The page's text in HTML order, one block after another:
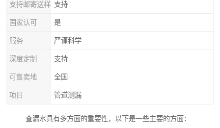
支持邮寄送样 支持
国家认可 是
服务 严谨科学
深度定制 支持
可售卖地 全国
项目 管道测漏
查漏水具有多方面的重要性，以下是一些主要的方面：